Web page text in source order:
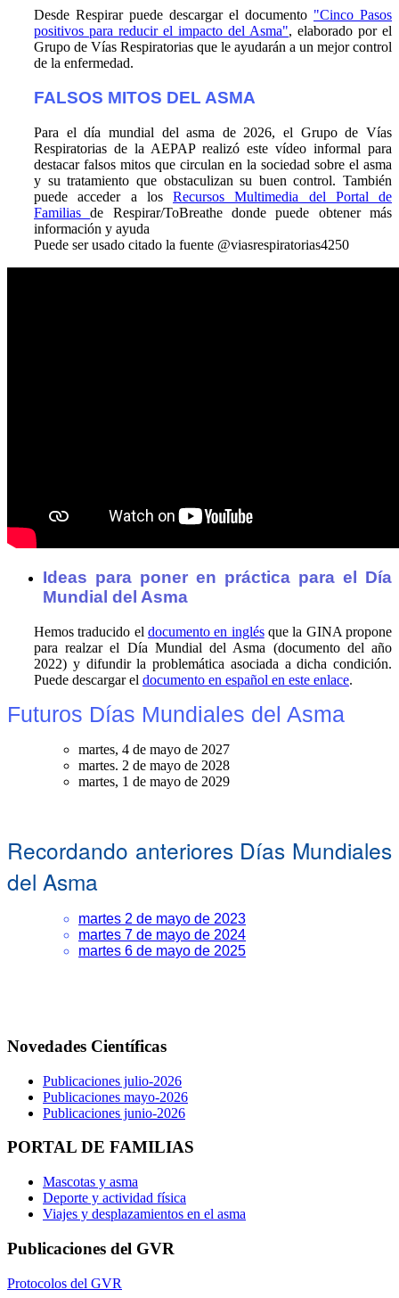
Desde Respirar puede descargar el documento "Cinco Pasos
positivos para reducir el impacto del Asma", elaborado por el
Grupo de Vías Respiratorias que le ayudarán a un mejor control
de la enfermedad.
FALSOS MITOS DEL ASMA
Para el día mundial del asma de 2026, el Grupo de Vías
Respiratorias de la AEPAP realizó este vídeo informal para
destacar falsos mitos que circulan en la sociedad sobre el asma
y su tratamiento que obstaculizan su buen control. También
puede acceder a los Recursos Multimedia del Portal de
Familiasde Respirar/ToBreathe donde puede obtener más
información y ayuda
Puede ser usado citado la fuente @viasrespiratorias4250
Ideas para poner en práctica para el Día
Mundial del Asma
Hemos traducido el documento en inglésque la GINA propone
para realzar el Día Mundial del Asma (documento del año
2022) y difundir la problemática asociada a dicha condición.
Puede descargar el documento en español en este enlace.
Futuros Días Mundiales del Asma
martes, 4 de mayo de 2027
martes. 2 de mayo de 2028
martes, 1 de mayo de 2029
Recordando anteriores Días Mundiales
del Asma
martes 2 de mayo de 2023
martes 7 de mayo de 2024
martes 6 de mayo de 2025
Novedades Científicas
Publicaciones julio-2026
Publicaciones mayo-2026
Publicaciones junio-2026
PORTAL DE FAMILIAS
Mascotas y asma
Deporte y actividad física
Viajes y desplazamientos en el asma
Publicaciones del GVR
Protocolos del GVR